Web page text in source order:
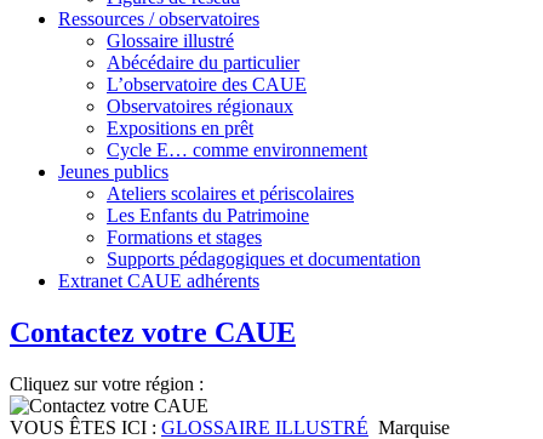
Ressources / observatoires
Glossaire illustré
Abécédaire du particulier
L’observatoire des CAUE
Observatoires régionaux
Expositions en prêt
Cycle E… comme environnement
Jeunes publics
Ateliers scolaires et périscolaires
Les Enfants du Patrimoine
Formations et stages
Supports pédagogiques et documentation
Extranet CAUE adhérents
Contactez votre CAUE
Cliquez sur votre région :
VOUS ÊTES ICI : GLOSSAIRE ILLUSTRÉ Marquise